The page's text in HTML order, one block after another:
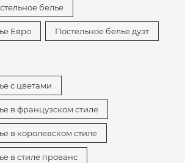
белье
Евро Постельное белье дуэт
с цветами
в французском стиле
в королевском стиле
в стиле прованс